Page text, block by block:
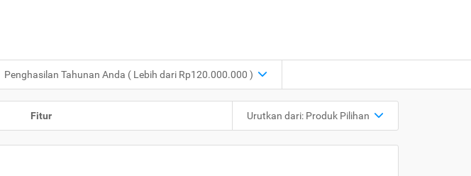
Penghasilan Tahunan Anda ( Lebih dari Rp120.000.000 )
Fitur Urutkan dari: Produk Pilihan